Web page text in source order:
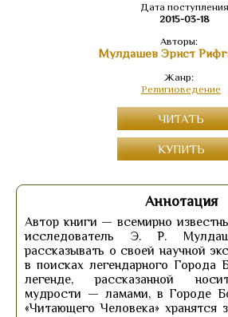
Дата поступления
2015-03-18
Авторы:
Мулдашев Эрнст
Жанр:
Религиоведение
ЧИТАТЬ
КУПИТЬ
Аннотация
Автор книги — всемирно
исследователь Э. Р.
рассказывать о своей научной
в поисках легендарного Города
легенде, рассказанной
мудрости — ламами, в Городе
«Читающего Человека» хранятся